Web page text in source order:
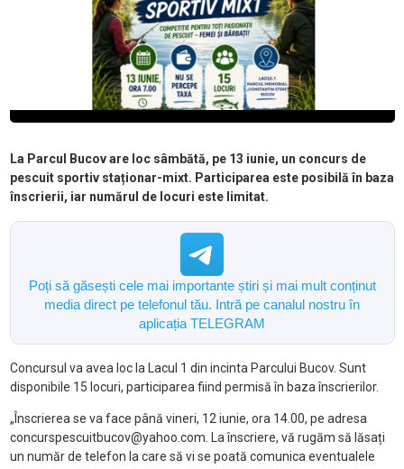
La Parcul Bucov are loc sâmbătă, pe 13 iunie, un concurs de
pescuit sportiv staționar-mixt. Participarea este posibilă în baza
înscrierii, iar numărul de locuri este limitat.
Poți să găsești cele mai importante știri și mai mult conținut
media direct pe telefonul tău. Intră pe canalul nostru în
aplicația TELEGRAM
Concursul va avea loc la Lacul 1 din incinta Parcului Bucov. Sunt
disponibile 15 locuri, participarea fiind permisă în baza înscrierilor.
„Înscrierea se va face până vineri, 12 iunie, ora 14.00, pe adresa
concurspescuitbucov@yahoo.com. La înscriere, vă rugăm să lăsați
un număr de telefon la care să vi se poată comunica eventualele